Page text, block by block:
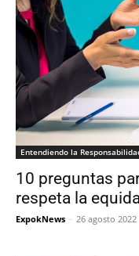
Entendiendo la
10 preguntas
respeta la
ExpokNews - 26 agosto 2022